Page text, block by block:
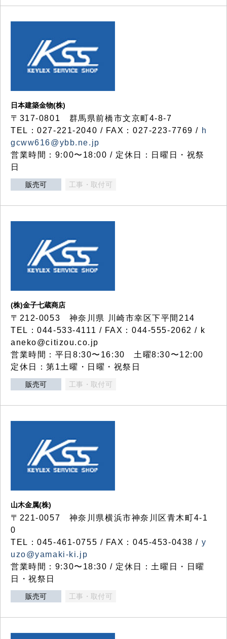
日本建築金物(株)
〒317‐0801 群馬県前橋市文京町4-8-7
TEL：027-221-2040 / FAX：027-223-7769 / h
gcww616@ybb.ne.jp
営業時間：9:00〜18:00 / 定休日：日曜日・祝祭
日
販売可 工事・取付可
(株)金子七蔵商店
〒212-0053 神奈川県 川崎市幸区下平間214
TEL：044-533-4111 / FAX：044-555-2062 / k
aneko@citizou.co.jp
営業時間：平日8:30〜16:30 土曜8:30〜12:00
定休日：第1土曜・日曜・祝祭日
販売可 工事・取付可
山木金属(株)
〒221-0057 神奈川県横浜市神奈川区青木町4-1
0
TEL：045-461-0755 / FAX：045-453-0438 / y
uzo@yamaki-ki.jp
営業時間：9:30〜18:30 / 定休日：土曜日・日曜
日・祝祭日
販売可 工事・取付可